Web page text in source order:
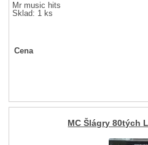
Mr music hits
Sklad: 1 ks
Cena
MC Šlágry 80tých